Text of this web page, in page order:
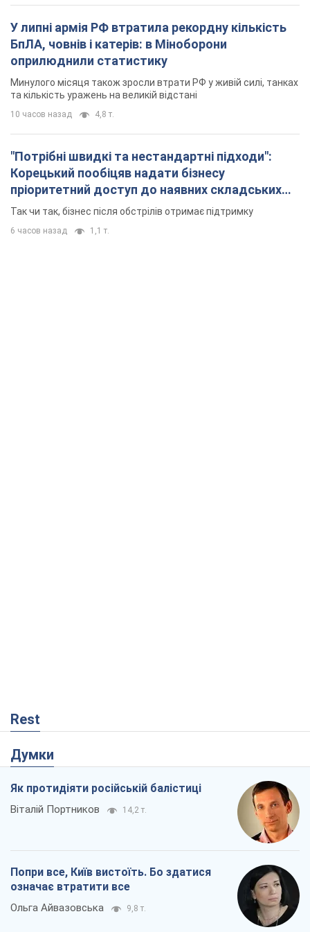
У липні армія РФ втратила рекордну кількість
БпЛА, човнів і катерів: в Міноборони
оприлюднили статистику
Минулого місяця також зросли втрати РФ у живій силі, танках
та кількість уражень на великій відстані
10 часов назад 4,8 т.
"Потрібні швидкі та нестандартні підходи":
Корецький пообіцяв надати бізнесу
пріоритетний доступ до наявних складських
приміщень
Так чи так, бізнес після обстрілів отримає підтримку
6 часов назад 1,1 т.
Rest
Думки
Як протидіяти російській балістиці
Віталій Портников 14,2 т.
Попри все, Київ вистоїть. Бо здатися
означає втратити все
Ольга Айвазовська 9,8 т.